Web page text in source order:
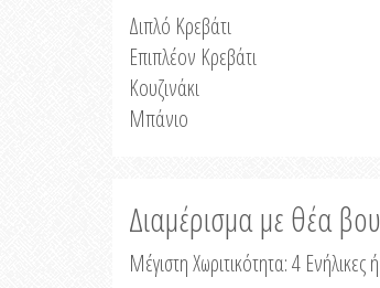
Διπλό Κρεβάτι
Επιπλέον Κρεβάτι
Κουζινάκι
Μπάνιο
Διαμέρισμα με θέα
Μέγιστη Χωριτικότητα: 4 Ενήλικες